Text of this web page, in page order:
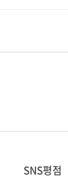
SNS평점